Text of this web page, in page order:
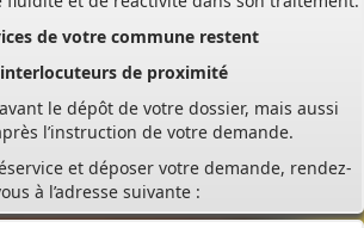
de proximité
le dépôt de votre dossier, mais aussi
et déposer votre demande, rendez-
appli.atip67.fr/guichet-unique